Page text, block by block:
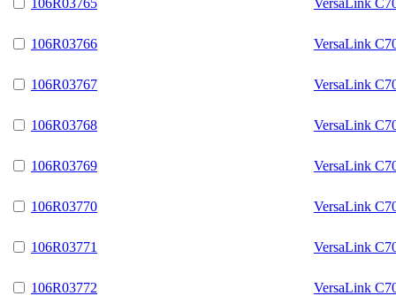
106R03766 VersaLink
106R03767 VersaLink
106R03768 VersaLink
106R03769 VersaLink
106R03770 VersaLink
106R03771 VersaLink
106R03772 VersaLink